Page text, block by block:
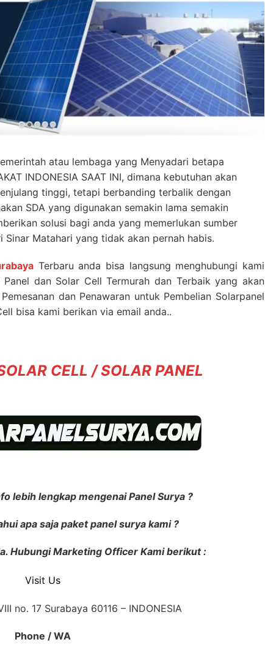
atau lembaga yang Menyadari betapa
INDONESIA SAAT INI, dimana kebutuhan akan
tinggi, tetapi berbanding terbalik dengan
SDA yang digunakan semakin lama semakin
solusi bagi anda yang memerlukan sumber
Matahari yang tidak akan pernah habis.
Terbaru anda bisa langsung menghubungi kami
dan Solar Cell Termurah dan Terbaik yang akan
dan Penawaran untuk Pembelian Solarpanel
bisa kami berikan via email anda..
CELL / SOLAR PANEL
lebih lengkap mengenai Panel Surya ?
apa saja paket panel surya kami ?
Hubungi Marketing Officer Kami berikut :
Visit Us
no. 17 Surabaya 60116 – INDONESIA
Phone / WA